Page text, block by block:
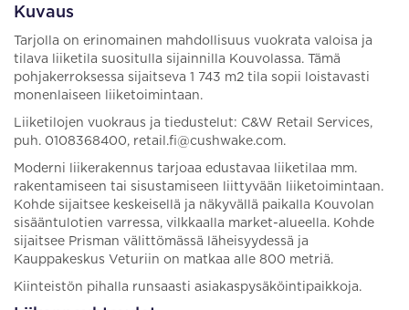
Kuvaus
Tarjolla on erinomainen mahdollisuus vuokrata valoisa ja
tilava liiketila suositulla sijainnilla Kouvolassa. Tämä
pohjakerroksessa sijaitseva 1 743 m2 tila sopii loistavasti
monenlaiseen liiketoimintaan.
Liiketilojen vuokraus ja tiedustelut: C&W Retail Services,
puh. 0108368400, retail.fi@cushwake.com.
Moderni liikerakennus tarjoaa edustavaa liiketilaa mm.
rakentamiseen tai sisustamiseen liittyvään liiketoimintaan.
Kohde sijaitsee keskeisellä ja näkyvällä paikalla Kouvolan
sisääntulotien varressa, vilkkaalla market-alueella. Kohde
sijaitsee Prisman välittömässä läheisyydessä ja
Kauppakeskus Veturiin on matkaa alle 800 metriä.
Kiinteistön pihalla runsaasti asiakaspysäköintipaikkoja.